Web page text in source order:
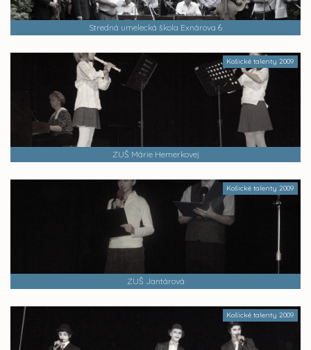
Stredná umelecká škola Exnárova 6
Košické talenty 2009
ZUŠ Márie Hemerkovej
Košické talenty 2009
ZUŠ Jantárová
Košické talenty 2009